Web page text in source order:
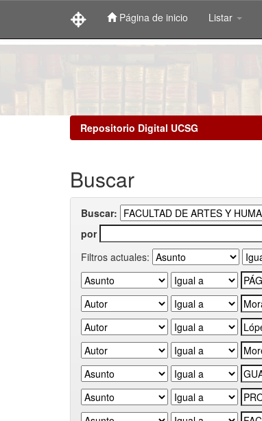
Página de inicio Listar
Repositorio Digital UCSG
Buscar
Buscar:
por
Filtros actuales: